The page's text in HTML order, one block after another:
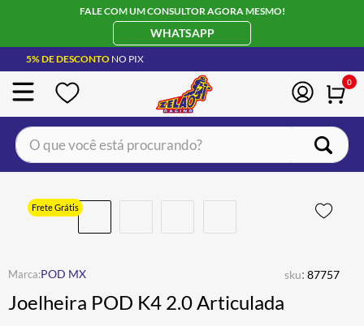
FALE COM UM CONSULTOR AGORA MESMO!
WHATSAPP
5% DE DESCONTO NO PIX
0
O que você está procurando?
Frete Grátis
POD MX sku: 87757
Joelheira POD K4 2.0 Articulada
1º CAPACETE LS2
BOTA